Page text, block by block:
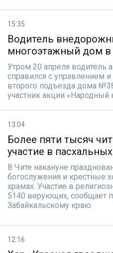
15:35
Водитель
многоэтажный дом
Утром 20 апреля водитель
справился с управлением
второго подъезда дома
участник акции «Народный
13:04
Более пяти тысяч
участие в
В Чите накануне
богослужения и крестные
храмах. Участие в
5140 верующих, сообщает
Забайкальскому краю.
12:16